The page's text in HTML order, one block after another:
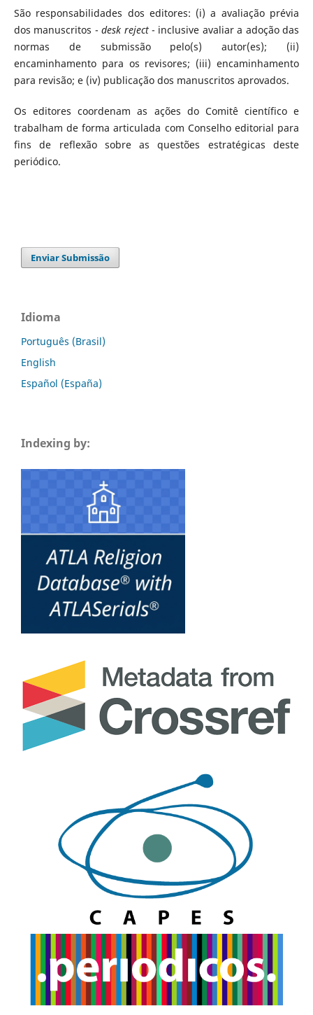
São responsabilidades dos editores: (i) a avaliação prévia
dos manuscritos -desk reject- inclusive avaliar a adoção das
normas de submissão pelo(s) autor(es); (ii)
encaminhamento para os revisores; (iii) encaminhamento
para revisão; e (iv) publicação dos manuscritos aprovados.
Os editores coordenam as ações do Comitê científico e
trabalham de forma articulada com Conselho editorial para
fins de reflexão sobre as questões estratégicas deste
periódico.
Enviar Submissão
Idioma
Português (Brasil)
English
Español (España)
Indexing by: